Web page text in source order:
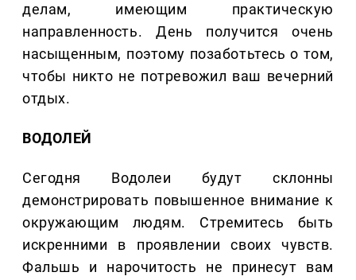
делам, имеющим практическую
направленность. День получится очень
насыщенным, поэтому позаботьтесь о том,
чтобы никто не потревожил ваш вечерний
отдых.
ВОДОЛЕЙ
Сегодня Водолеи будут склонны
демонстрировать повышенное внимание к
окружающим людям. Стремитесь быть
искренними в проявлении своих чувств.
Фальшь и нарочитость не принесут вам